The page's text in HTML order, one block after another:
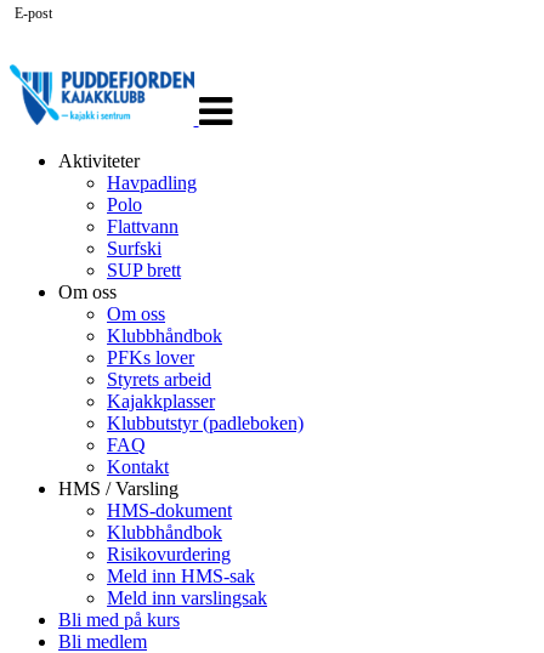
navigasjon
Aktiviteter
Havpadling
Polo
Flattvann
Surfski
SUP brett
Om oss
Om oss
Klubbhåndbok
PFKs lover
Styrets arbeid
Kajakkplasser
Klubbutstyr (padleboken)
FAQ
Kontakt
HMS / Varsling
HMS-dokument
Klubbhåndbok
Risikovurdering
Meld inn HMS-sak
Meld inn varslingsak
Bli med på kurs
Bli medlem
E-post